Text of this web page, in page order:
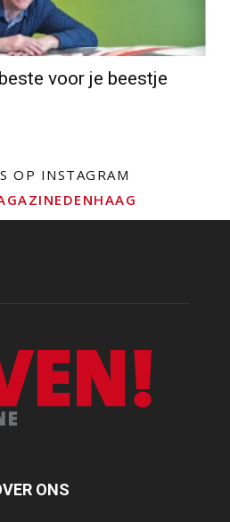
voor je beestje
OP INSTAGRAM
ONS